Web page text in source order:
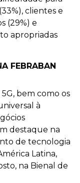
clientes e
(29%) e
apropriadas
FEBRABAN
bem como os
à
destaque na
de tecnologia
Latina,
na Bienal de